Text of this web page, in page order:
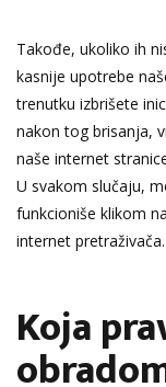
Takođe, ukoliko ih
kasnije upotrebe
trenutku izbrišete
nakon tog brisanja,
naše internet
U svakom slučaju,
funkcioniše klikom
internet pretraživača.
Koja